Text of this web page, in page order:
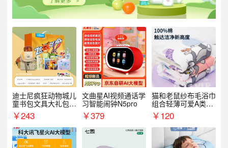
迪士尼疯狂动物城儿
童书包文具大礼包套
装9件套8881
￥243
文曲星AI视频通话学
习智能闹钟N5pro
￥379
猫和老鼠纱布毛浴巾
组合轻薄可爱A类敏
感肌适用
￥120